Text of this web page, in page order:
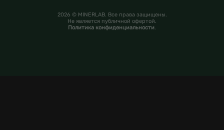
2026 © MINERLAB. Все права защищены.
Не является публичной офертой.
Политика конфиденциальности.